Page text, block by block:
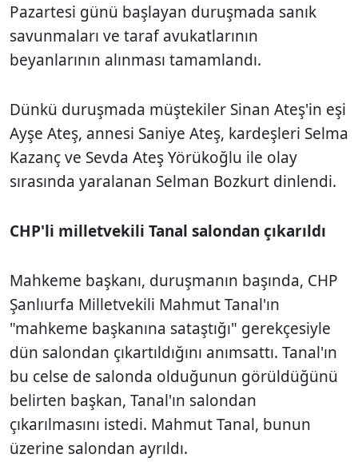
Pazartesi günü başlayan duruşmada sanık
savunmaları ve taraf avukatlarının
beyanlarının alınması tamamlandı.
Dünkü duruşmada müştekiler Sinan Ateş'in eşi
Ayşe Ateş, annesi Saniye Ateş, kardeşleri Selma
Kazanç ve Sevda Ateş Yörükoğlu ile olay
sırasında yaralanan Selman Bozkurt dinlendi.
CHP'li milletvekili Tanal salondan çıkarıldı
Mahkeme başkanı, duruşmanın başında, CHP
Şanlıurfa Milletvekili Mahmut Tanal'ın
"mahkeme başkanına sataştığı" gerekçesiyle
dün salondan çıkartıldığını anımsattı. Tanal'ın
bu celse de salonda olduğunun görüldüğünü
belirten başkan, Tanal'ın salondan
çıkarılmasını istedi. Mahmut Tanal, bunun
üzerine salondan ayrıldı.